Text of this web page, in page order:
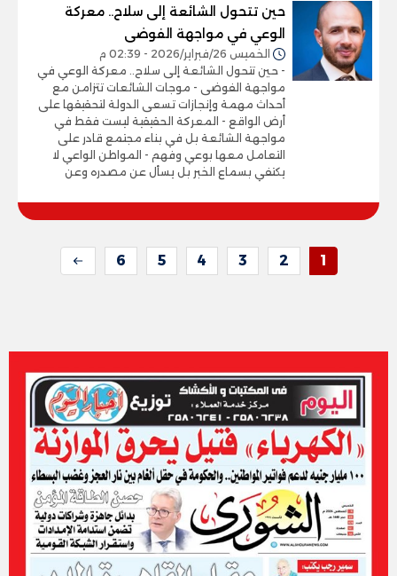
حين تتحول الشائعة إلى سلاح.. معركة
الوعي في مواجهة الفوضى
الخميس 26/فبراير/2026 - 02:39 م
- حين تتحول الشائعة إلى سلاح.. معركة الوعي في
مواجهة الفوضى - موجات الشائعات تتزامن مع
أحداث مهمة وإنجازات تسعى الدولة لتحقيقها على
أرض الواقع - المعركة الحقيقية ليست فقط في
مواجهة الشائعة بل في بناء مجتمع قادر على
التعامل معها بوعي وفهم - المواطن الواعي لا
يكتفي بسماع الخبر بل يسأل عن مصدره وعن
1
2
3
4
5
6